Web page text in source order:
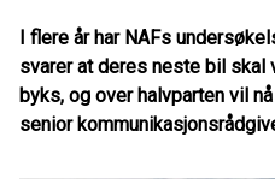
I flere år har NAFs
svarer at deres neste bil
byks, og over halvparten vil
senior